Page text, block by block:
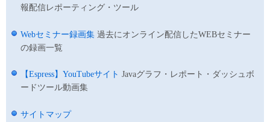
報配信レポーティング・ツール
Webセミナー録画集 過去にオンライン配信したWEBセミナー
の録画一覧
【Espress】YouTubeサイト Javaグラフ・レポート・ダッシュボ
ードツール動画集
サイトマップ